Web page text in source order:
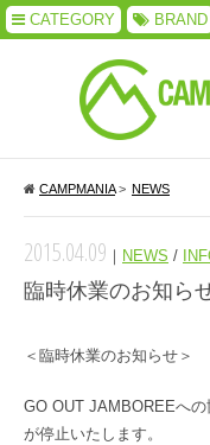
CATEGORY BRAND
CAMPMANIA> NEWS
2015.04.09 ｜ NEWS /
臨時休業のお知ら
＜臨時休業のお知らせ＞
GO OUT JAMBOREEへ
が停止いたします。